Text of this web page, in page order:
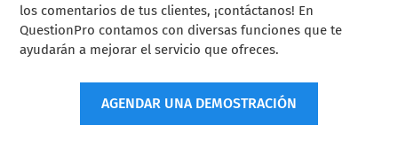
los comentarios de tus clientes, ¡contáctanos! En
QuestionPro contamos con diversas funciones que te
ayudarán a mejorar el servicio que ofreces.
AGENDAR UNA DEMOSTRACIÓN